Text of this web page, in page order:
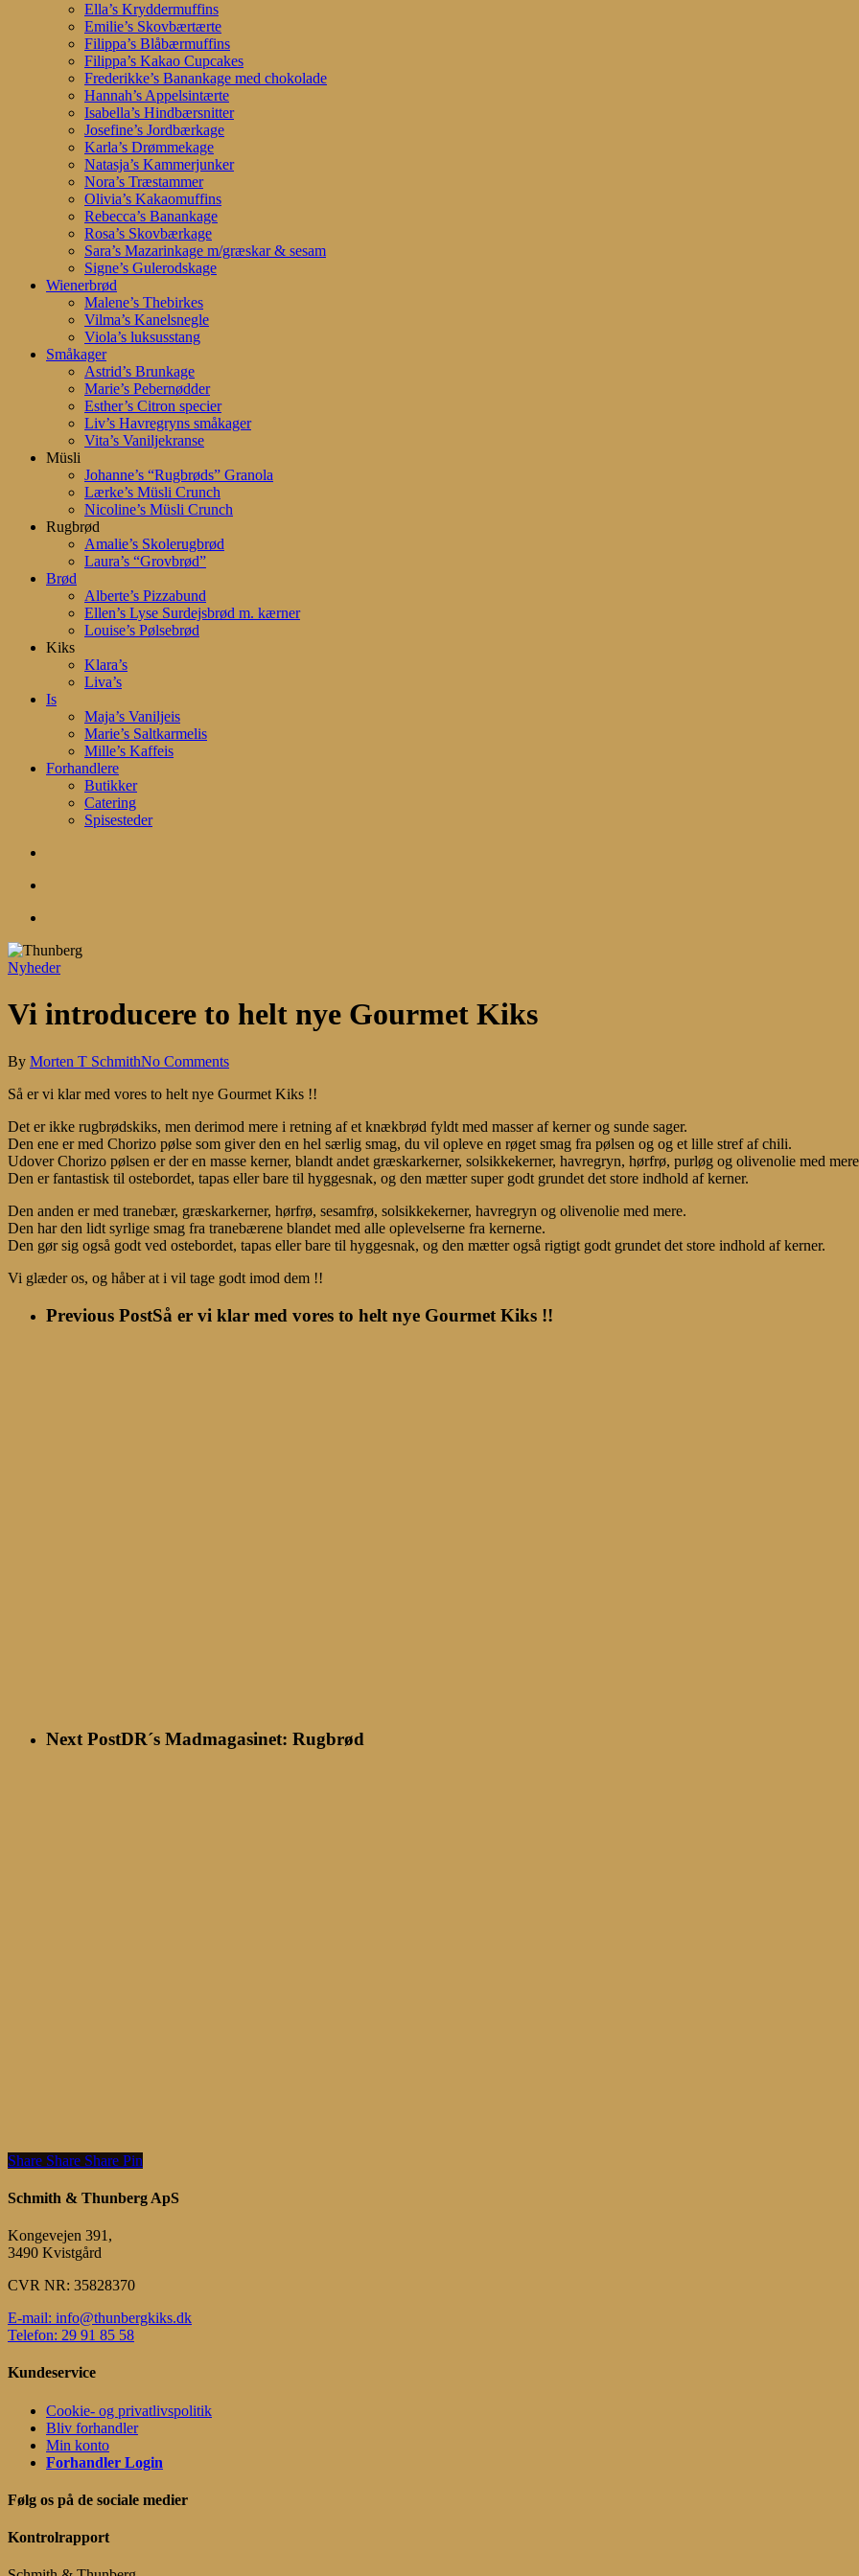
Ella’s Kryddermuffins
Emilie’s Skovbærtærte
Filippa’s Blåbærmuffins
Filippa’s Kakao Cupcakes
Frederikke’s Banankage med chokolade
Hannah’s Appelsintærte
Isabella’s Hindbærsnitter
Josefine’s Jordbærkage
Karla’s Drømmekage
Natasja’s Kammerjunker
Nora’s Træstammer
Olivia’s Kakaomuffins
Rebecca’s Banankage
Rosa’s Skovbærkage
Sara’s Mazarinkage m/græskar & sesam
Signe’s Gulerodskage
Wienerbrød
Malene’s Thebirkes
Vilma’s Kanelsnegle
Viola’s luksusstang
Småkager
Astrid’s Brunkage
Marie’s Pebernødder
Esther’s Citron specier
Liv’s Havregryns småkager
Vita’s Vaniljekranse
Müsli
Johanne’s “Rugbrøds” Granola
Lærke’s Müsli Crunch
Nicoline’s Müsli Crunch
Rugbrød
Amalie’s Skolerugbrød
Laura’s “Grovbrød”
Brød
Alberte’s Pizzabund
Ellen’s Lyse Surdejsbrød m. kærner
Louise’s Pølsebrød
Kiks
Klara’s
Liva’s
Is
Maja’s Vaniljeis
Marie’s Saltkarmelis
Mille’s Kaffeis
Forhandlere
Butikker
Catering
Spisesteder
Nyheder
Vi introducere to helt nye Gourmet Kiks
By Morten T SchmithNo Comments
Så er vi klar med vores to helt nye Gourmet Kiks !!
Det er ikke rugbrødskiks, men derimod mere i retning af et knækbrød fyldt med masser af kerner og sunde sager.
Den ene er med Chorizo pølse som giver den en hel særlig smag, du vil opleve en røget smag fra pølsen og og et lille stref af chili.
Udover Chorizo pølsen er der en masse kerner, blandt andet græskarkerner, solsikkekerner, havregryn, hørfrø, purløg og olivenolie med
Den er fantastisk til ostebordet, tapas eller bare til hyggesnak, og den mætter super godt grundet det store indhold af kerner.
Den anden er med tranebær, græskarkerner, hørfrø, sesamfrø, solsikkekerner, havregryn og olivenolie med mere.
Den har den lidt syrlige smag fra tranebærene blandet med alle oplevelserne fra kernerne.
Den gør sig også godt ved ostebordet, tapas eller bare til hyggesnak, og den mætter også rigtigt godt grundet det store indhold af kerner.
Vi glæder os, og håber at i vil tage godt imod dem !!
Previous PostSå er vi klar med vores to helt nye Gourmet Kiks !!
Next PostDR´s Madmagasinet: Rugbrød
Share
Share Share Share Pin
Schmith & Thunberg ApS
Kongevejen 391,
3490 Kvistgård
CVR NR: 35828370
E-mail: info@thunbergkiks.dk
Telefon: 29 91 85 58
Kundeservice
Cookie- og privatlivspolitik
Bliv forhandler
Min konto
Forhandler Login
Følg os på de sociale medier
Kontrolrapport